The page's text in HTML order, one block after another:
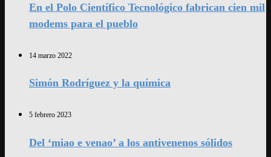
En el Polo Científico Tecnológico fabrican cien mil
modems para el pueblo
14 marzo 2022
Simón Rodríguez y la química
5 febrero 2023
Del ‘miao e venao’ a los antivenenos sólidos